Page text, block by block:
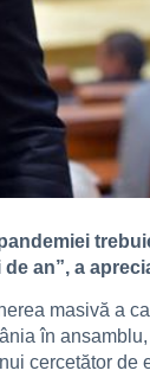
an”, a
masivă a
în
cercetător